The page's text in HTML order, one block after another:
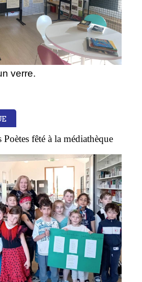
verre.
fêté à la médiathèque